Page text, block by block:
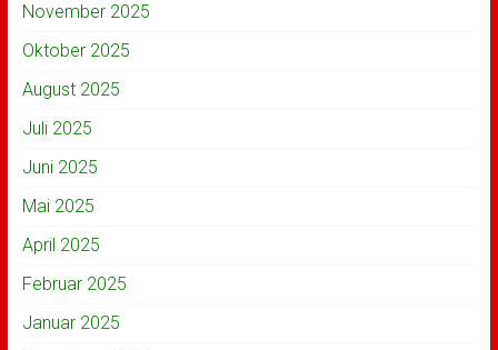
November 2025
Oktober 2025
August 2025
Juli 2025
Juni 2025
Mai 2025
April 2025
Februar 2025
Januar 2025